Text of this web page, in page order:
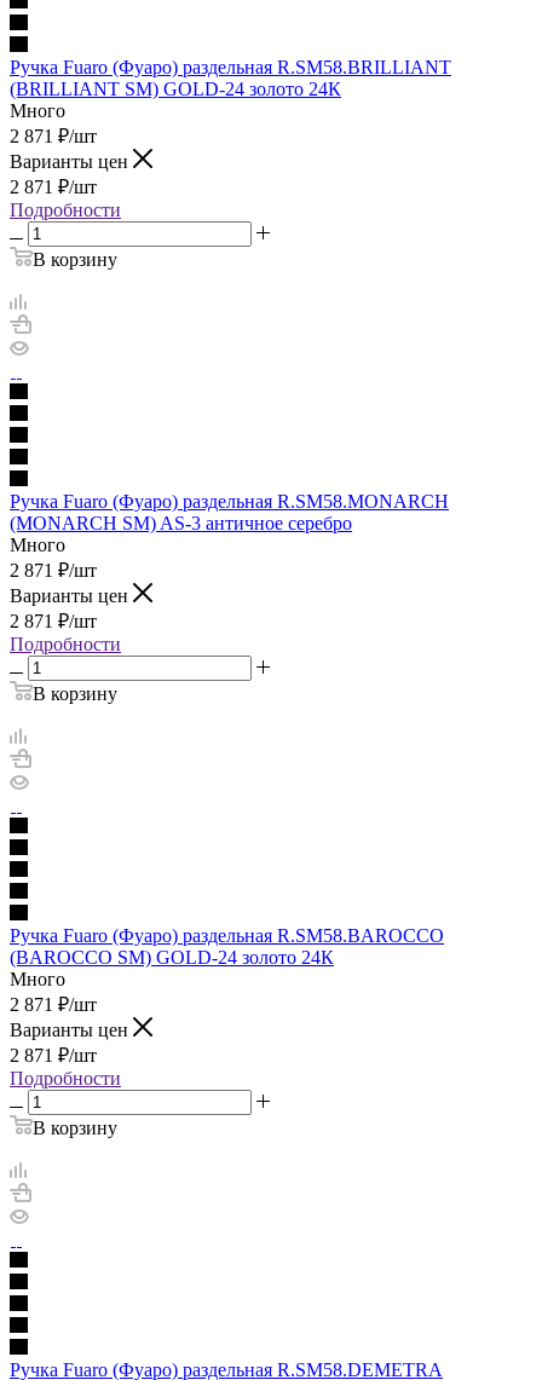
Ручка Fuaro (Фуаро) раздельная R.SM58.BRILLIANT
(BRILLIANT SM) GOLD-24 золото 24К
Много
2 871 ₽/шт
Варианты цен
2 871 ₽/шт
Подробности
В корзину
Ручка Fuaro (Фуаро) раздельная R.SM58.MONARCH
(MONARCH SM) AS-3 античное серебро
Много
2 871 ₽/шт
Варианты цен
2 871 ₽/шт
Подробности
В корзину
Ручка Fuaro (Фуаро) раздельная R.SM58.BAROCCO
(BAROCCO SM) GOLD-24 золото 24К
Много
2 871 ₽/шт
Варианты цен
2 871 ₽/шт
Подробности
В корзину
Ручка Fuaro (Фуаро) раздельная R.SM58.DEMETRA